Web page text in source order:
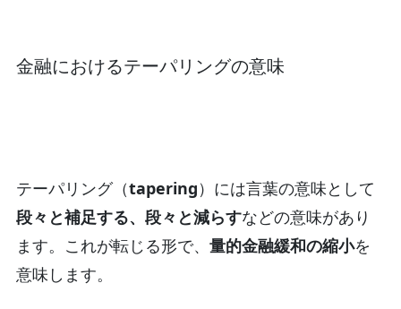
金融におけるテーパリングの意味
テーパリング（tapering）には言葉の意味として
段々と補足する、段々と減らすなどの意味があり
ます。これが転じる形で、 量的金融緩和の縮小を
意味します。